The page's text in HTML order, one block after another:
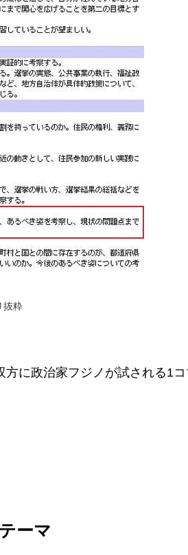
抜粋
に政治家フジノが試される1コ
ーマ